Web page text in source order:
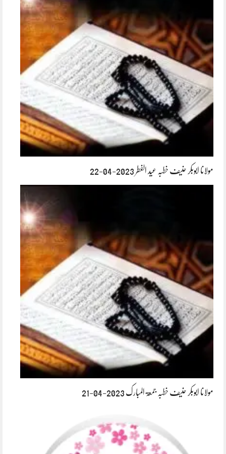
مولانا ابوبکر حنیف خطبہ عید الفطر 2023-04-22
مولانا ابوبکر حنیف خطبہ جمعۃ المبارک 2023-04-21